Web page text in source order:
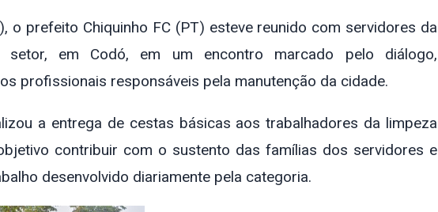
o prefeito Chiquinho FC (PT) esteve reunido com servidores da
em Codó, em um encontro marcado pelo diálogo,
profissionais responsáveis pela manutenção da cidade.
a entrega de cestas básicas aos trabalhadores da limpeza
contribuir com o sustento das famílias dos servidores e
desenvolvido diariamente pela categoria.